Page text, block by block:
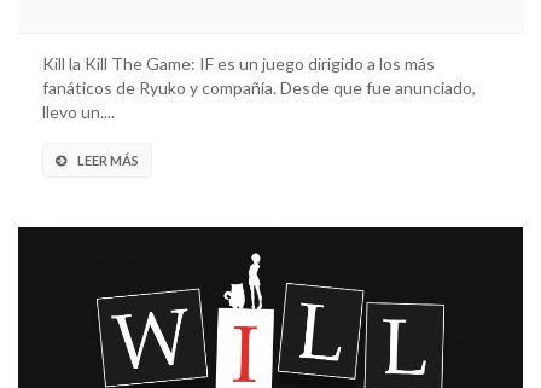
Kill la Kill The Game: IF es un juego dirigido a los más
fanáticos de Ryuko y compañía. Desde que fue anunciado,
llevo un....
LEER MÁS